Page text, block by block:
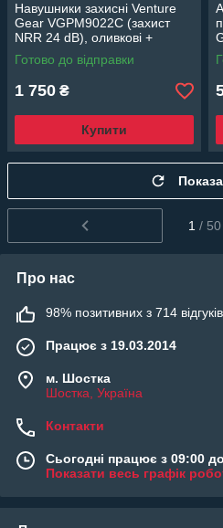
Навушники захисні Venture
Gear VGPM9022C (захист
NRR 24 dB), оливкові +
беруші в комплекті
Готово до відправки
1 750 ₴
Купити
1 / 50
Про нас
98% позитивних з 714
Працює з 19.03.2014
м. Шостка
Шостка, Україна
Контакти
Сьогодні працює з 09:00
Показати весь графік